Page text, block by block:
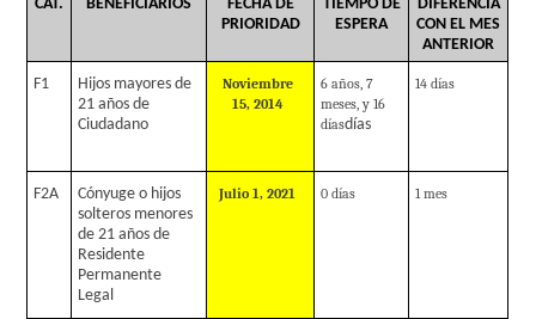
CAT. BENEFICIARIOS
FECHA DE
PRIORIDAD
TIEMPO DE
ESPERA
DIFERENCIA
CON EL MES
ANTERIOR
F1
Hijos mayores de
21 años de
Ciudadano
Noviembre
15, 2014
6 años, 7
meses, y 16
díasdías
14 días
F2A
Cónyuge o hijos
solteros menores
de 21 años de
Residente
Permanente
Legal
Julio 1, 2021 0 días 1 mes